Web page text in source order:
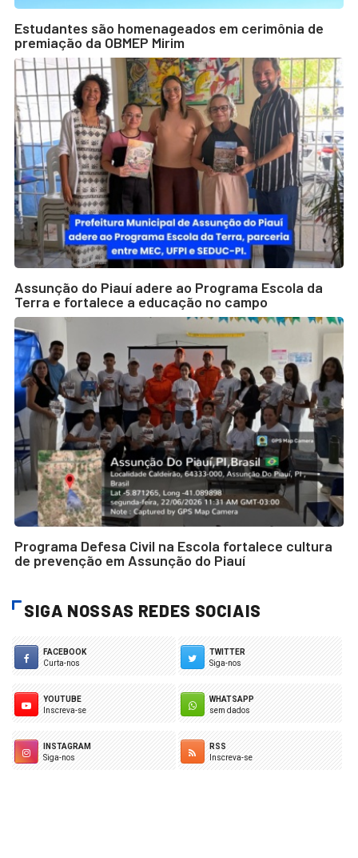
Estudantes são homenageados em cerimônia de
premiação da OBMEP Mirim
Assunção do Piauí adere ao Programa Escola da
Terra e fortalece a educação no campo
Programa Defesa Civil na Escola fortalece cultura
de prevenção em Assunção do Piauí
SIGA NOSSAS REDES SOCIAIS
FACEBOOK
Curta-nos
TWITTER
Siga-nos
YOUTUBE
Inscreva-se
WHATSAPP
sem dados
INSTAGRAM
Siga-nos
RSS
Inscreva-se